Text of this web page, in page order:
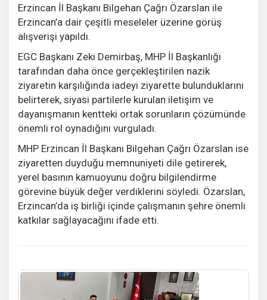
Erzincan İl Başkanı Bilgehan Çağrı Özarslan ile
Erzincan’a dair çeşitli meseleler üzerine görüş
alışverişi yapıldı.
EGC Başkanı Zeki Demirbaş, MHP İl Başkanlığı
tarafından daha önce gerçekleştirilen nazik
ziyaretin karşılığında iadeyi ziyarette bulunduklarını
belirterek, siyasi partilerle kurulan iletişim ve
dayanışmanın kentteki ortak sorunların çözümünde
önemli rol oynadığını vurguladı.
MHP Erzincan İl Başkanı Bilgehan Çağrı Özarslan ise
ziyaretten duyduğu memnuniyeti dile getirerek,
yerel basının kamuoyunu doğru bilgilendirme
görevine büyük değer verdiklerini söyledi. Özarslan,
Erzincan’da iş birliği içinde çalışmanın şehre önemli
katkılar sağlayacağını ifade etti.